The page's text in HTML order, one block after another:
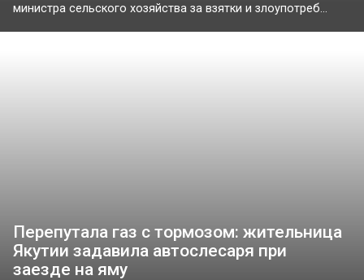
министра сельского хозяйства за взятки и злоупотреб...
Перепутала газ с тормозом: жительница
Якутии задавила автослесаря при
заезде на яму